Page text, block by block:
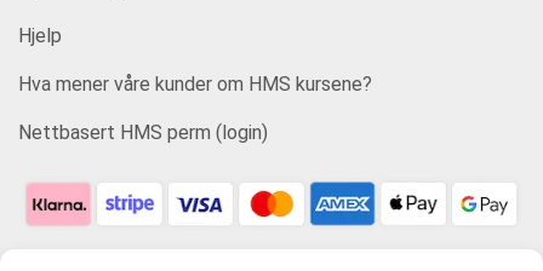
Hjelp
Hva mener våre kunder om HMS kursene?
Nettbasert HMS perm (login)